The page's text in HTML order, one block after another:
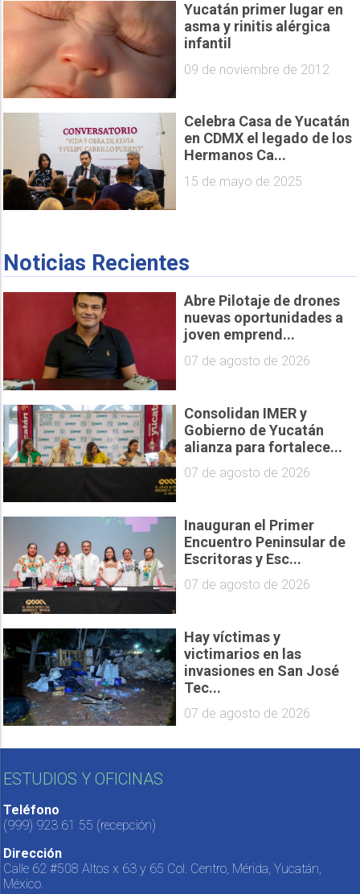
Yucatán primer lugar en
asma y rinitis alérgica
infantil
09 de noviembre de 2012
Celebra Casa de Yucatán
en CDMX el legado de los
Hermanos Ca...
15 de mayo de 2025
Noticias Recientes
Abre Pilotaje de drones
nuevas oportunidades a
joven emprend...
07 de agosto de 2026
Consolidan IMER y
Gobierno de Yucatán
alianza para fortalece...
07 de agosto de 2026
Inauguran el Primer
Encuentro Peninsular de
Escritoras y Esc...
07 de agosto de 2026
Hay víctimas y
victimarios en las
invasiones en San José
Tec...
07 de agosto de 2026
ESTUDIOS Y OFICINAS
Teléfono
(999) 923 61 55 (recepción)
Dirección
Calle 62 #508 Altos x 63 y 65 Col. Centro, Mérida, Yucatán,
México.